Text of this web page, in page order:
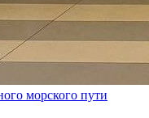
морского пути